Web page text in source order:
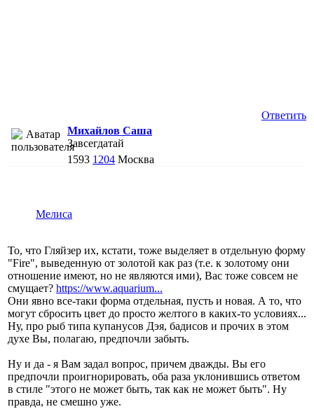
Ответить
Михайлов Саша
Завсегдатай
1593 1204 Москва
Мелиса
То, что Гляйзер их, кстати, тоже выделяет в отдельную форму
"Fire", выведенную от золотой как раз (т.е. к золотому они
отношение имеют, но не являются ими), Вас тоже совсем не
смущает? https://www.aquarium...
Они явно все-таки форма отдельная, пусть и новая. А то, что
могут сбросить цвет до просто желтого в каких-то условиях...
Ну, про рыб типа купанусов Дэя, бадисов и прочих в этом
духе Вы, полагаю, предпочли забыть.
Ну и да - я Вам задал вопрос, причем дважды. Вы его
предпочли проигнорировать, оба раза уклонившись ответом
в стиле "этого не может быть, так как не может быть". Ну
правда, не смешно уже.